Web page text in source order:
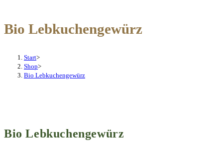
Bio Lebkuchengewürz
Start>
Shop>
Bio Lebkuchengewürz
Bio Lebkuchengewürz